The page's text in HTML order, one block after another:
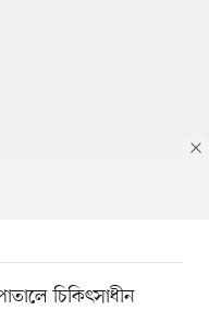
চিকিৎসাধীন